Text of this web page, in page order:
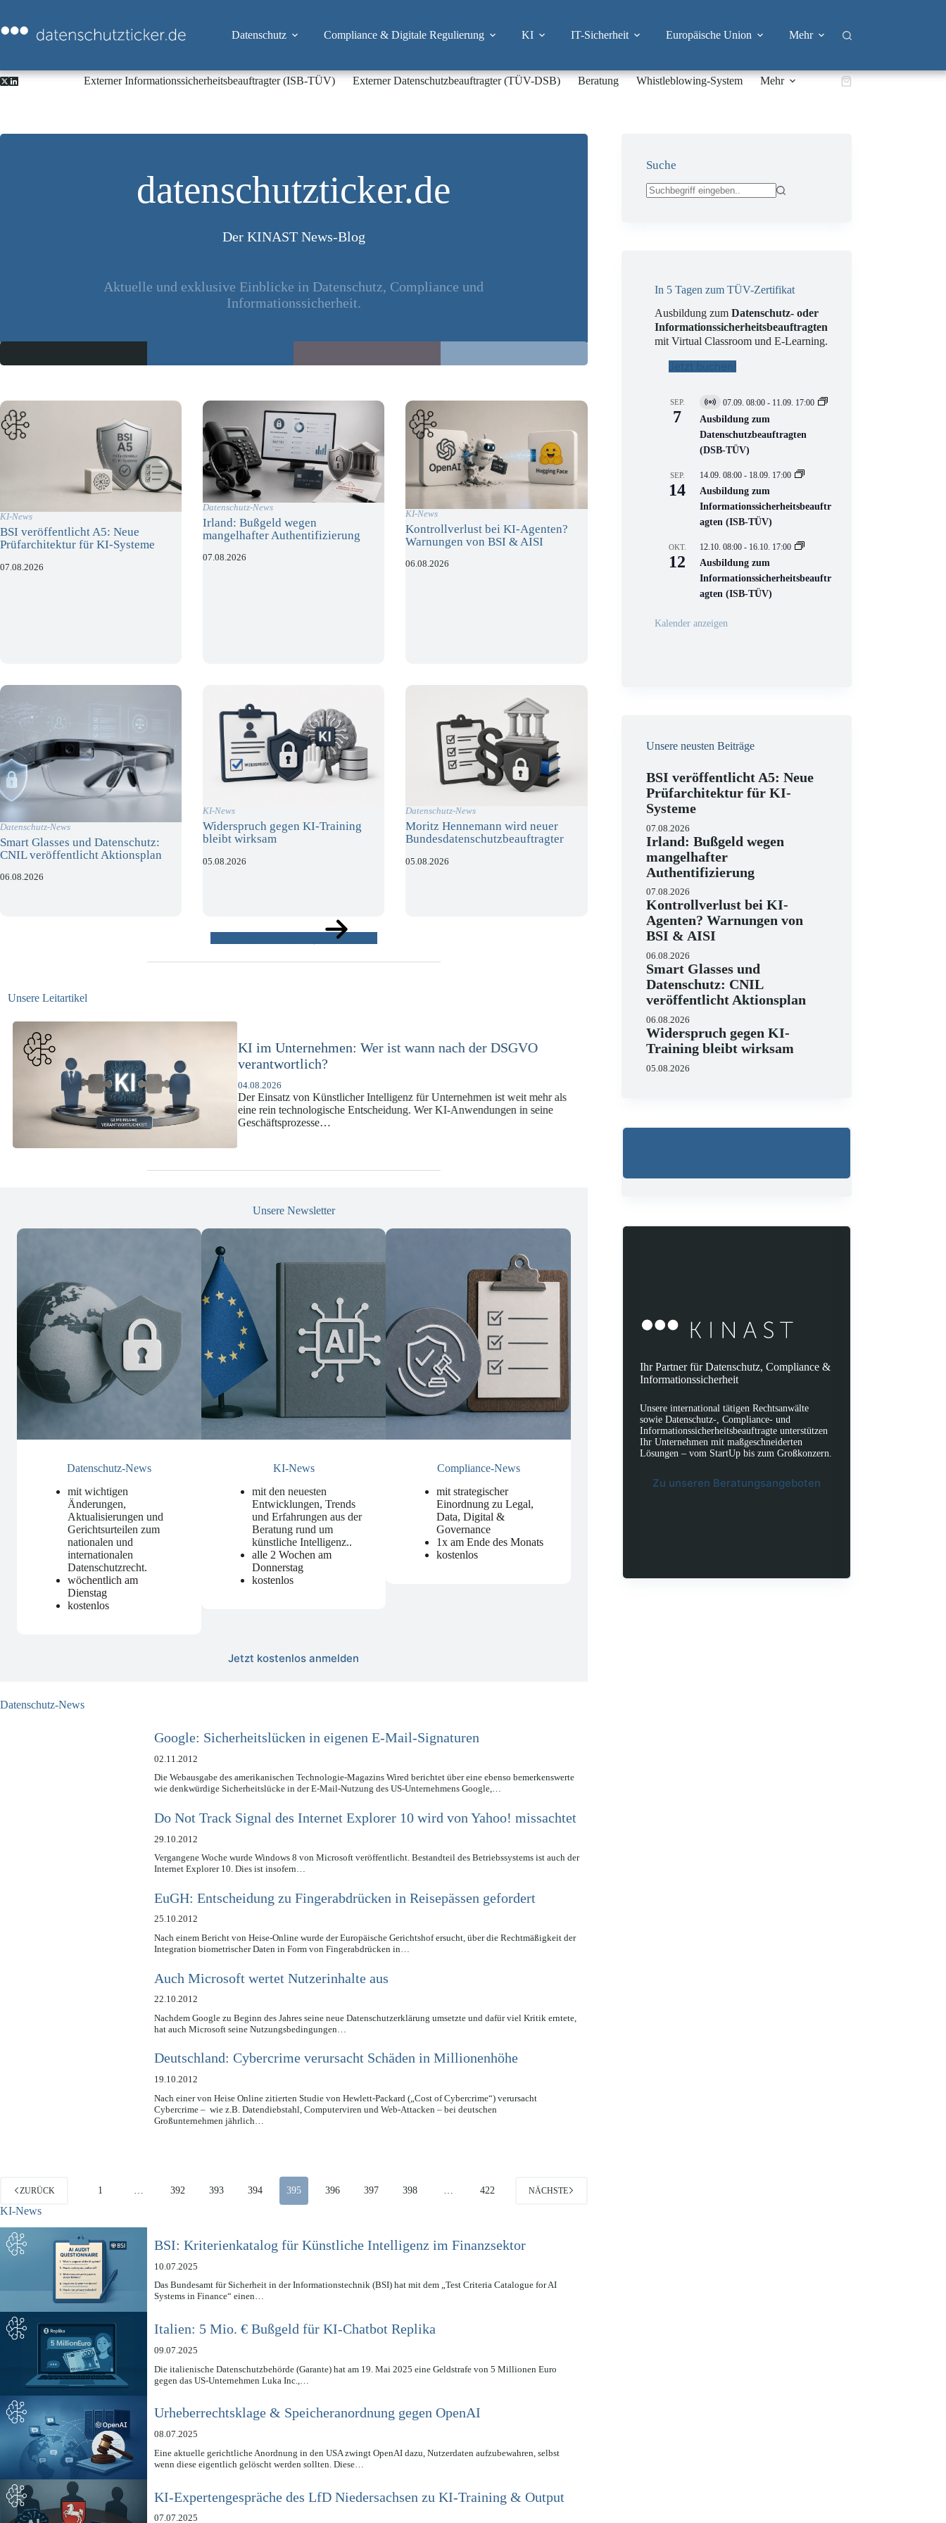
springen
Datenschutz Compliance & Digitale Regulierung KI IT-Sicherheit Europäische Union Mehr
Externer Informationssicherheitsbeauftragter (ISB-TÜV) Externer Datenschutzbeauftragter (TÜV-DSB) Beratung Whistleblowing-System Mehr Warenkorb
datenschutzticker.de
Der KINAST News-Blog
Aktuelle und exklusive Einblicke in Datenschutz, Compliance und
Informationssicherheit.
KI-News
BSI veröffentlicht A5: Neue
Prüfarchitektur für KI-Systeme
07.08.2026
Datenschutz-News
Irland: Bußgeld wegen
mangelhafter Authentifizierung
07.08.2026
KI-News
Kontrollverlust bei KI-Agenten?
Warnungen von BSI & AISI
06.08.2026
Datenschutz-News
Smart Glasses und Datenschutz:
CNIL veröffentlicht Aktionsplan
06.08.2026
KI-News
Widerspruch gegen KI-Training
bleibt wirksam
05.08.2026
Datenschutz-News
Moritz Hennemann wird neuer
Bundesdatenschutzbeauftragter
05.08.2026
Unsere Leitartikel
KI-Compliance in der Versicherungswirtschaft mit DORA,
DSGVO und KI-VO
07.07.2026
Die europäische Digitalregulierung hat in den vergangenen Jahren eine
enorme Komplexität erreicht, die insbesondere Unternehmen der Finanz-
und Versicherungswirtschaft vor…
Unsere Newsletter
Datenschutz-News
mit wichtigen
Änderungen,
Aktualisierungen und
Gerichtsurteilen zum
nationalen und
internationalen
Datenschutzrecht.
wöchentlich am
Dienstag
kostenlos
KI-News
mit den neuesten
Entwicklungen, Trends
und Erfahrungen aus der
Beratung rund um
künstliche Intelligenz..
alle 2 Wochen am
Donnerstag
kostenlos
Compliance-News
mit strategischer
Einordnung zu Legal,
Data, Digital &
Governance
1x am Ende des Monats
kostenlos
Jetzt kostenlos anmelden
Datenschutz-News
Google: Sicherheitslücken in eigenen E-Mail-Signaturen
02.11.2012
Die Webausgabe des amerikanischen Technologie-Magazins Wired berichtet über eine ebenso bemerkenswerte
wie denkwürdige Sicherheitslücke in der E-Mail-Nutzung des US-Unternehmens Google,…
Do Not Track Signal des Internet Explorer 10 wird von Yahoo! missachtet
29.10.2012
Vergangene Woche wurde Windows 8 von Microsoft veröffentlicht. Bestandteil des Betriebssystems ist auch der
Internet Explorer 10. Dies ist insofern…
EuGH: Entscheidung zu Fingerabdrücken in Reisepässen gefordert
25.10.2012
Nach einem Bericht von Heise-Online wurde der Europäische Gerichtshof ersucht, über die Rechtmäßigkeit der
Integration biometrischer Daten in Form von Fingerabdrücken in…
Auch Microsoft wertet Nutzerinhalte aus
22.10.2012
Nachdem Google zu Beginn des Jahres seine neue Datenschutzerklärung umsetzte und dafür viel Kritik erntete,
hat auch Microsoft seine Nutzungsbedingungen…
Deutschland: Cybercrime verursacht Schäden in Millionenhöhe
19.10.2012
Nach einer von Heise Online zitierten Studie von Hewlett-Packard („Cost of Cybercrime“) verursacht
Cybercrime – wie z.B. Datendiebstahl, Computerviren und Web-Attacken – bei deutschen
Großunternehmen jährlich…
ZURÜCK 1 392 393 394 395 396 397 398 422 NÄCHSTE
KI-News
BSI: Kriterienkatalog für Künstliche Intelligenz im Finanzsektor
10.07.2025
Das Bundesamt für Sicherheit in der Informationstechnik (BSI) hat mit dem „Test Criteria Catalogue for AI
Systems in Finance“ einen…
Italien: 5 Mio. € Bußgeld für KI-Chatbot Replika
09.07.2025
Die italienische Datenschutzbehörde (Garante) hat am 19. Mai 2025 eine Geldstrafe von 5 Millionen Euro
gegen das US-Unternehmen Luka Inc.,…
Urheberrechtsklage & Speicheranordnung gegen OpenAI
08.07.2025
Eine aktuelle gerichtliche Anordnung in den USA zwingt OpenAI dazu, Nutzerdaten aufzubewahren, selbst
wenn diese eigentlich gelöscht werden sollten. Diese…
KI-Expertengespräche des LfD Niedersachsen zu KI-Training & Output
07.07.2025
Suche
In 5 Tagen zum TÜV-Zertifikat
Ausbildung zumDatenschutz- oder
Informationssicherheitsbeauftragten
mit Virtual Classroom und E-Learning.
Jetzt buchen!
SEP.
7
V
i
t
u
l
V
e
r
n
s
t
a
t
n
07.09. 08:00 - 11.09. 17:00
Ausbildung zum
Datenschutzbeauftragten
(DSB-TÜV)
SEP.
14
14.09. 08:00 - 18.09. 17:00
Ausbildung zum
Informationssicherheitsbeauftr
agten (ISB-TÜV)
OKT.
12
12.10. 08:00 - 16.10. 17:00
Ausbildung zum
Informationssicherheitsbeauftr
agten (ISB-TÜV)
Kalender anzeigen
Unsere neusten Beiträge
BSI veröffentlicht A5: Neue
Prüfarchitektur für KI-
Systeme
07.08.2026
Irland: Bußgeld wegen
mangelhafter
Authentifizierung
07.08.2026
Kontrollverlust bei KI-
Agenten? Warnungen von
BSI & AISI
06.08.2026
Smart Glasses und
Datenschutz: CNIL
veröffentlicht Aktionsplan
06.08.2026
Widerspruch gegen KI-
Training bleibt wirksam
05.08.2026
Ihr Partner für Datenschutz, Compliance &
Informationssicherheit
Unsere international tätigen Rechtsanwälte
sowie Datenschutz-, Compliance- und
Informationssicherheitsbeauftragte unterstützen
Ihr Unternehmen mit maßgeschneiderten
Lösungen – vom StartUp bis zum Großkonzern.
Zu unseren Beratungsangeboten